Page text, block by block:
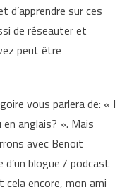
d’apprendre sur ces
de réseauter et
peut être
vous parlera de: « I
anglais? ». Mais
avec Benoit
d’un blogue / podcast
encore, mon ami